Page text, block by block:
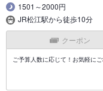
1501～2000円
JR松江駅から徒歩10分
クーポン
ご予算人数に応じて！お気軽に